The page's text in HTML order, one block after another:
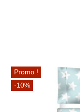
Promo !
-10%